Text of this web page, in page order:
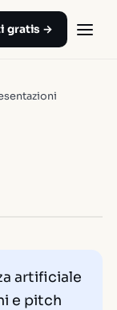
gratis →
artificiale
e pitch